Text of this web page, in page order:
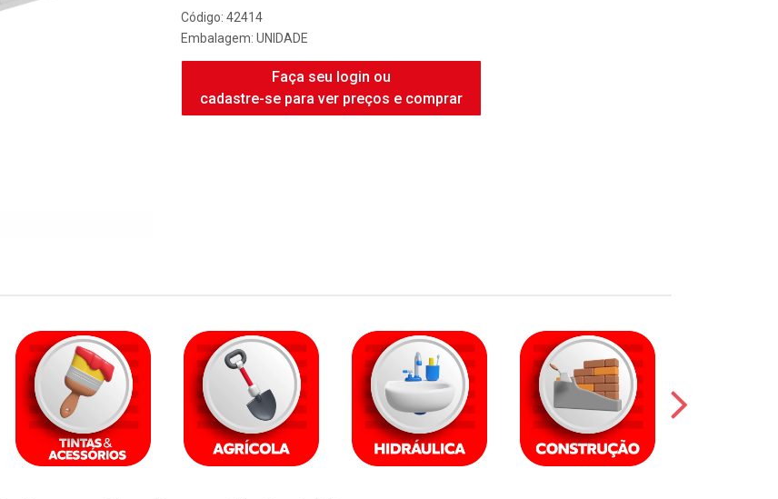
Código: 42414
Embalagem: UNIDADE
Faça seu login ou
cadastre-se para ver preços e comprar